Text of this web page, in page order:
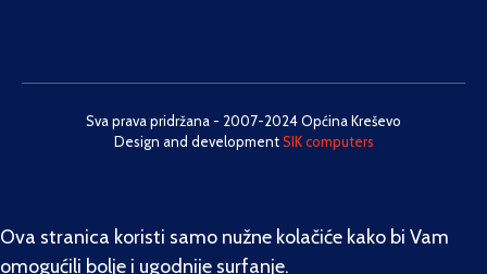
Sva prava pridržana - 2007-2024 Općina Kreševo
Design and developmentSIK computers
Ova stranica koristi samo nužne kolačiće kako bi Vam
omogućili bolje i ugodnije surfanje.